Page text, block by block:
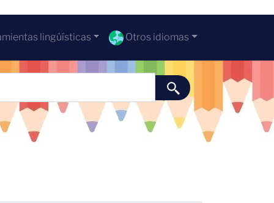
lingüísticas Otros idiomas